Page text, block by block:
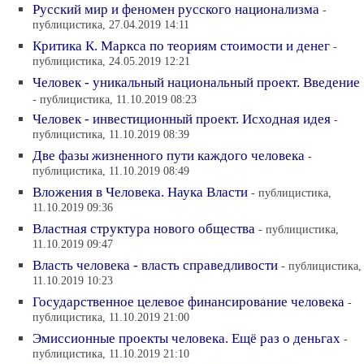
Русский мир и феномен русского национализма -
публицистика, 27.04.2019 14:11
Критика К. Маркса по теориям стоимости и денег -
публицистика, 24.05.2019 12:21
Человек - уникальный национальный проект. Введение
- публицистика, 11.10.2019 08:23
Человек - инвестиционный проект. Исходная идея -
публицистика, 11.10.2019 08:39
Две фазы жизненного пути каждого человека -
публицистика, 11.10.2019 08:49
Вложения в Человека. Наука Власти - публицистика,
11.10.2019 09:36
Властная структура нового общества - публицистика,
11.10.2019 09:47
Власть человека - власть справедливости - публицистика,
11.10.2019 10:23
Государственное целевое финансирование человека -
публицистика, 11.10.2019 21:00
Эмиссионные проекты человека. Ещё раз о деньгах -
публицистика, 11.10.2019 21:10